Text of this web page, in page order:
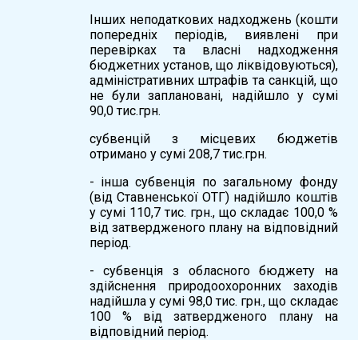
Інших неподаткових надходжень (кошти
попередніх періодів, виявлені при
перевірках та власні надходження
бюджетних установ, що ліквідовуються),
адміністративних штрафів та санкцій, що
не були заплановані, надійшло у сумі
90,0 тис.грн.
субвенцій з місцевих бюджетів
отримано у сумі 208,7 тис.грн.
- інша субвенція по загальному фонду
(від Ставненської ОТГ) надійшло коштів
у сумі 110,7 тис. грн., що складає 100,0 %
від затвердженого плану на відповідний
період.
- субвенція з обласного бюджету на
здійснення природоохоронних заходів
надійшла у сумі 98,0 тис. грн., що складає
100 % від затвердженого плану на
відповідний період.